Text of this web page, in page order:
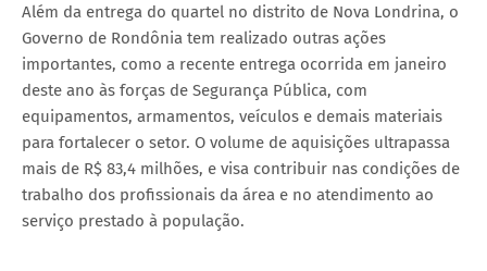
Além da entrega do quartel no distrito de Nova Londrina, o
Governo de Rondônia tem realizado outras ações
importantes, como a recente entrega ocorrida em janeiro
deste ano às forças de Segurança Pública, com
equipamentos, armamentos, veículos e demais materiais
para fortalecer o setor. O volume de aquisições ultrapassa
mais de R$ 83,4 milhões, e visa contribuir nas condições de
trabalho dos profissionais da área e no atendimento ao
serviço prestado à população.